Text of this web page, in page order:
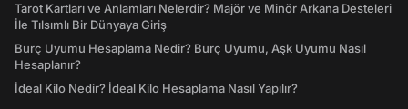
Tarot Kartları ve Anlamları Nelerdir? Majör ve Minör Arkana Desteleri
İle Tılsımlı Bir Dünyaya Giriş
Burç Uyumu Hesaplama Nedir? Burç Uyumu, Aşk Uyumu Nasıl
Hesaplanır?
İdeal Kilo Nedir? İdeal Kilo Hesaplama Nasıl Yapılır?